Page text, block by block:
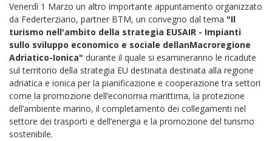
Venerdì 1 Marzo un altro importante appuntamento organizzato
da Federterziario, partner BTM, un convegno dal tema "Il
turismo nell'ambito della strategia EUSAIR - Impianti
sullo sviluppo economico e sociale dellanMacroregione
Adriatico-Ionica" durante il quale si esamineranno le ricadute
sul territorio della strategia EU destinata destinata alla regione
adriatica e ionica per la pianificazione e cooperazione tra settori
come la promozione dell’economia marittima, la protezione
dell’ambiente marino, il completamento dei collegamenti nel
settore dei trasporti e dell’energia e la promozione del turismo
sostenibile.